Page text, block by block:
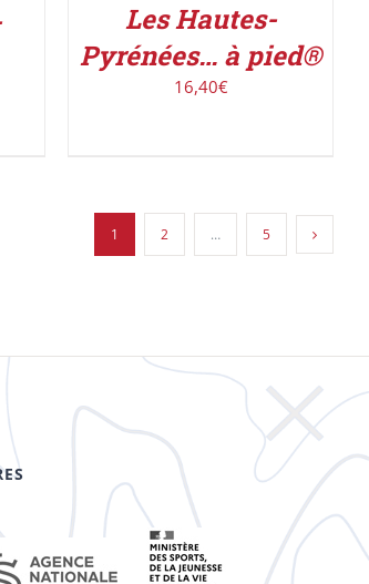
Les Hautes-
Pyrénées… à pied®
16,40€
1 2 … 5